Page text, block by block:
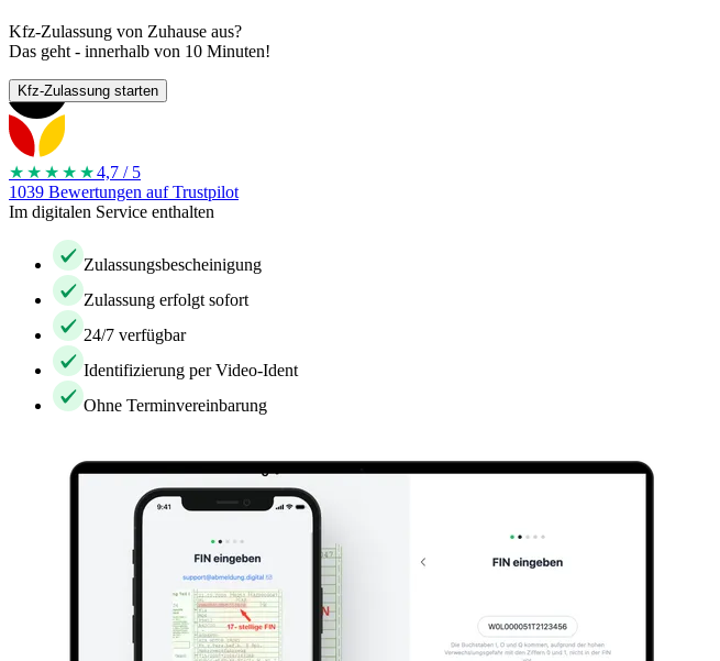
Kfz-Zulassung von Zuhause aus?
Das geht - innerhalb von 10 Minuten!
Kfz-Zulassung starten
★★★★ ★4,7 / 5
1039 Bewertungen auf Trustpilot
Im digitalen Service enthalten
Zulassungsbescheinigung
Zulassung erfolgt sofort
24/7 verfügbar
Identifizierung per Video-Ident
Ohne Terminvereinbarung